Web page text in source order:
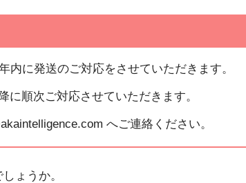
内に発送のご対応をさせていただきます。
順次ご対応させていただきます。
へご連絡ください。
ょうか。